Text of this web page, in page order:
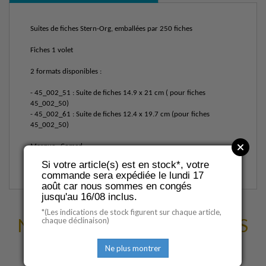
Suites de fiches Stern-Org, emballées par 250 fiches
Fiches 1 volet
2 formats disponibles :
- 45_002_51 : Suite de fiches 14.9 x 21 cm ( pour fiches
45_002_50)
- 45_002_61 : Suite de fiches 12.4 x 19.7 cm (pour fiches
45_002_50)
Marque : Comed
NOUS VOUS SUGGÉRONS
D'AUTRES PRODUITS
Si votre article(s) est en stock*, votre
commande sera expédiée le lundi 17
août car nous sommes en congés
jusqu'au 16/08 inclus.
*(Les indications de stock figurent sur chaque article,
chaque déclinaison)
Ne plus montrer